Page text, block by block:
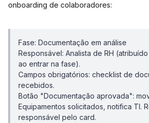
onboarding de colaboradores:
Fase: Documentação em análise
Responsável: Analista de RH
ao entrar na fase).
Campos obrigatórios: checklist de
recebidos.
Botão "Documentação aprovada":
Equipamentos solicitados, notifica TI.
responsável pelo card.